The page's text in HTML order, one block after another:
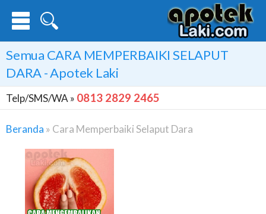
Semua CARA MEMPERBAIKI SELAPUT
DARA- Apotek Laki
Telp/SMS/WA » 0813 2829 2465
Beranda » Cara Memperbaiki Selaput Dara
Cara
Memperbaiki
Selaput
Dara